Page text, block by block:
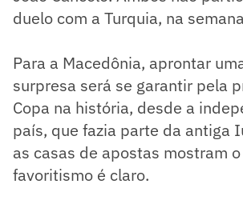
duelo com a Turquia, na
Para a Macedônia, aprontar
surpresa será se garantir pela
Copa na história, desde a
país, que fazia parte da antiga
as casas de apostas mostram
favoritismo é claro.